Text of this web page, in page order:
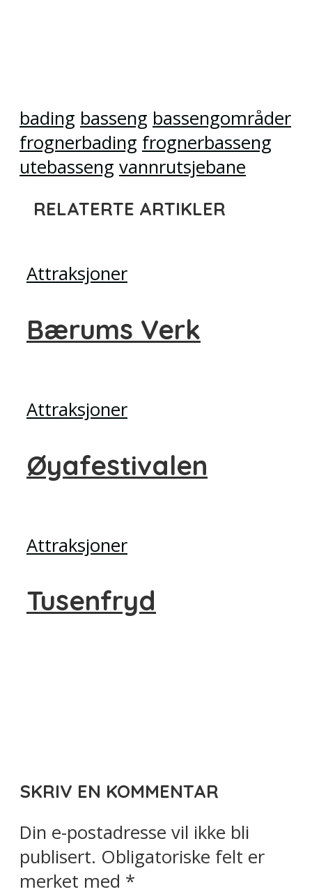
bading basseng bassengområder
frognerbading frognerbasseng
utebasseng vannrutsjebane
RELATERTE ARTIKLER
Attraksjoner
Bærums Verk
Attraksjoner
Øyafestivalen
Attraksjoner
Tusenfryd
SKRIV EN KOMMENTAR
Din e-postadresse vil ikke bli
publisert. Obligatoriske felt er
merket med *